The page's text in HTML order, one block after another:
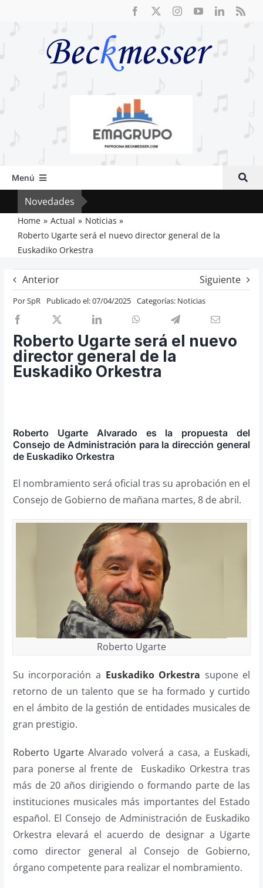
Menú
Inicio
Actual
Artículos
Previos de ópera
Entrevistas
Recomendación
Cosas de Beckmesser
Nosotros y privacidad
Buscar:
Novedades
Home Actual
Noticias
Roberto Ugarte será el nuevo director general de la
Euskadiko Orkestra
Anterior Siguiente
PorSpR Publicado el: 07/04/2025 Categorías: Noticias
Roberto Ugarte será el nuevo
director general de la
Euskadiko Orkestra
Roberto Ugarte Alvarado es la propuesta del
Consejo de Administración para la dirección general
de Euskadiko Orkestra
El nombramiento será oficial tras su aprobación en el
Consejo de Gobierno de mañana martes, 8 de abril.
Roberto Ugarte
Su incorporación a Euskadiko Orkestra supone el
retorno de un talento que se ha formado y curtido
en el ámbito de la gestión de entidades musicales de
gran prestigio.
Roberto UgarteAlvarado volverá a casa, a Euskadi,
para ponerse al frente de Euskadiko Orkestra tras
más de 20 años dirigiendo o formando parte de las
instituciones musicales más importantes del Estado
español. El Consejo de Administración de Euskadiko
Orkestra elevará el acuerdo de designar a Ugarte
como director general al Consejo de Gobierno,
órgano competente para realizar el nombramiento.